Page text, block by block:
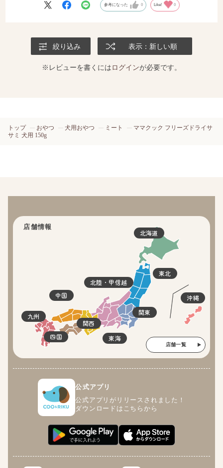
参考になった 0 Like! 0
絞り込み 表示：新しい順
※レビューを書くにはログインが必要です。
トップ おやつ 犬用おやつ ミート
ママクック フリーズドライサ
サミ 犬用 150g
店舗情報
北海道
東北
関東
北陸・甲信越
東海
関西
四国
中国
九州
沖縄
店舗一覧
公式アプリ
公式アプリがリリースされました！
ダウンロードはこちらから